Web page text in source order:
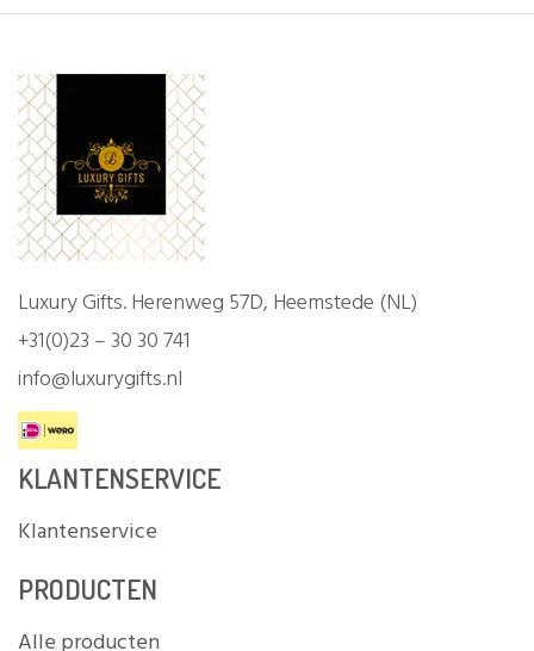
Luxury Gifts. Herenweg 57D, Heemstede (NL)
+31(0)23 – 30 30 741
info@luxurygifts.nl
KLANTENSERVICE
Klantenservice
PRODUCTEN
Alle producten